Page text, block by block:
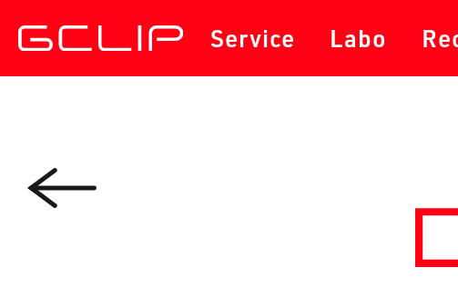
Service Labo